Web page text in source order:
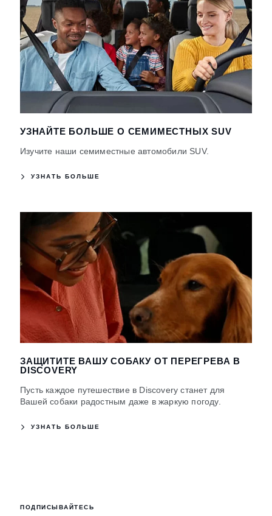
УЗНАЙТЕ БОЛЬШЕ О СЕМИМЕСТНЫХ SUV
Изучите наши семиместные автомобили SUV.
УЗНАТЬ БОЛЬШЕ
ЗАЩИТИТЕ ВАШУ СОБАКУ ОТ ПЕРЕГРЕВА В
DISCOVERY
Пусть каждое путешествие в Discovery станет для
Вашей собаки радостным даже в жаркую погоду.
УЗНАТЬ БОЛЬШЕ
ПОДПИСЫВАЙТЕСЬ